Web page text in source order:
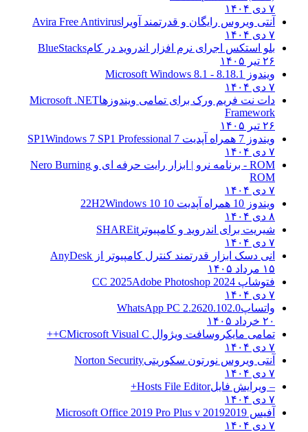
۷ دی ۱۴۰۴
آنتی ویروس رایگان و قدرتمند آویرا Avira Free Antivirus
۷ دی ۱۴۰۴
بلو استکس اجرای نرم افزار اندروید در کامBlueStacks
۲۶ تیر ۱۴۰۵
ویندوز 8.1
8.1 - Microsoft Windows 8.1
۷ دی ۱۴۰۴
دات نت فریم ورک برای تمامی ویندوزهاMicrosoft .NET
Framework
۲۶ تیر ۱۴۰۵
ویندوز 7 همراه آپدیت 7 SP1
Windows 7 SP1 Professional
۷ دی ۱۴۰۴
ROM - برنامه نرو | ابزار رایت حرفه ای و
Nero Burning
ROM
۷ دی ۱۴۰۴
ویندوز 10 همراه آپدیت 10 22H2
Windows 10
۸ دی ۱۴۰۴
شیریت برای اندروید و کامپیوتر SHAREit
۷ دی ۱۴۰۴
انی دسک ابزار قدرتمند کنترل کامپیوتر از AnyDesk
۱۵ مرداد ۱۴۰۵
فتوشاپ CC 2025 Adobe Photoshop 2024
۷ دی ۱۴۰۴
واتساپWhatsApp PC 2.2620.102.0
۲۰ خرداد ۱۴۰۵
تمامی مایکروسافت ویژوال C Microsoft Visual C++
۷ دی ۱۴۰۴
آنتی ویروس نورتون سکوریتیNorton Security
۷ دی ۱۴۰۴
– ویرایش فایلHosts File Editor+
۷ دی ۱۴۰۴
آفیس 2019 2019 Microsoft Office 2019 Pro Plus v
۷ دی ۱۴۰۴